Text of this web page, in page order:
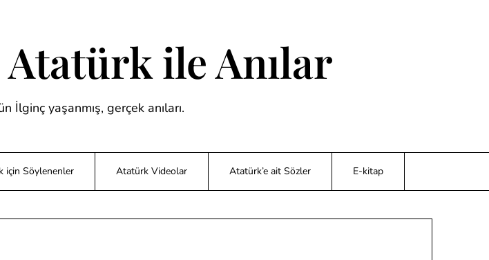
ile Anılar
İlginç yaşanmış, gerçek anıları.
için Söylenenler Atatürk Videolar Atatürk’e ait Sözler E-kitap